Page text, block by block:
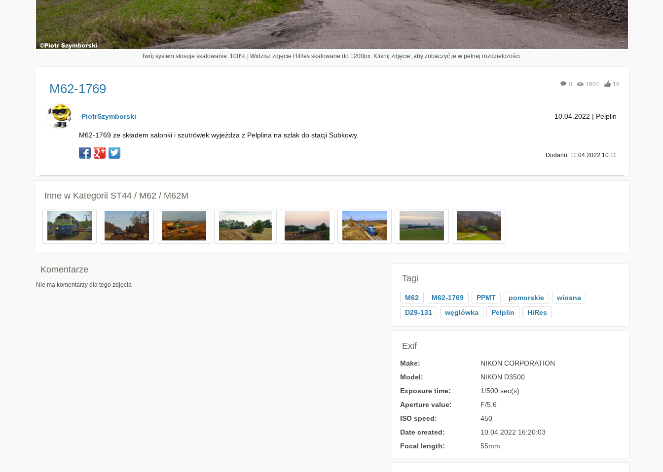
Twój system stosuje skalowanie: 100% | Widzisz zdjęcie HiRes skalowane do 1200px. Kliknij zdjęcie, aby zobaczyć je w pełnej rozdzielczości.
M62-1769 0 1604 16
PiotrSzymborski 10.04.2022 | Pelplin
M62-1769 ze składem salonki i szutrówek wyjeżdża z Pelplina na szlak do stacji Subkowy.
Dodano: 11.04.2022 10:11
Inne w Kategorii ST44 / M62 / M62M
Komentarze
Nie ma komentarzy dla tego zdjęcia
Tagi
M62 M62-1769 PPMT pomorskie
wiosna
D29-131
węglówka Pelplin HiRes
Exif
Make:
NIKON CORPORATION
Model:
NIKON D3500
Exposure time:
1/500 sec(s)
Aperture value:
F/5.6
ISO speed:
450
Date created:
10.04.2022 16:20:03
Focal length:
55mm